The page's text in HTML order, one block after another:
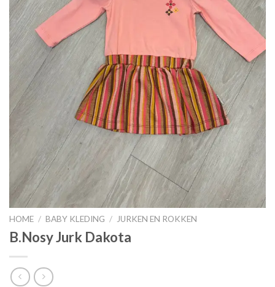
HOME / BABY KLEDING / JURKEN EN ROKKEN
B.Nosy Jurk Dakota